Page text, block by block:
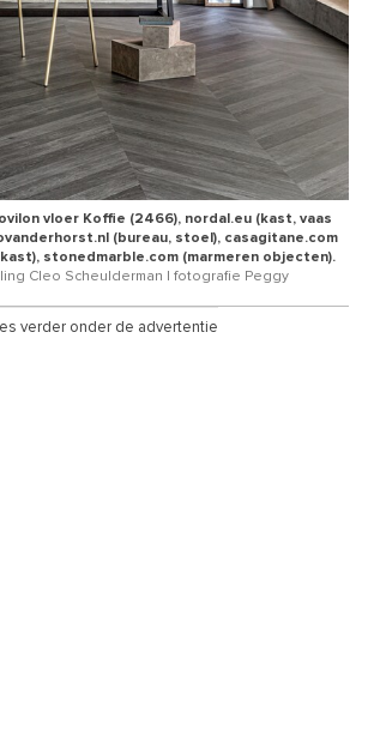
vloer Koffie (2466), nordal.eu (kast, vaas
(bureau, stoel), casagitane.com
stonedmarble.com (marmeren objecten).
Cleo Scheulderman | fotografie Peggy
verder onder de advertentie